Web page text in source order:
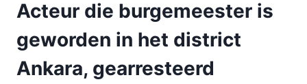
Acteur die burgemeester is
geworden in het district
Ankara, gearresteerd